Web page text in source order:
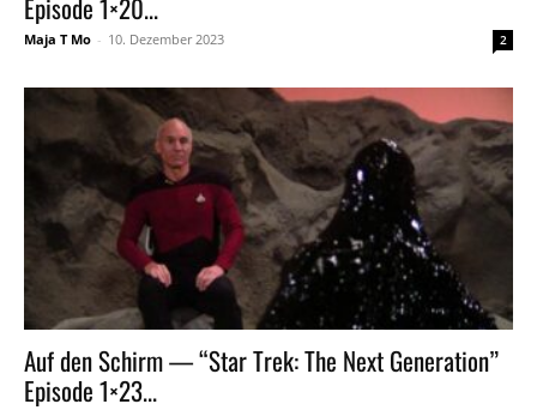
Episode 1×20...
Maja T Mo - 10. Dezember 2023 2
Auf den Schirm — “Star Trek: The Next Generation”
Episode 1×23...